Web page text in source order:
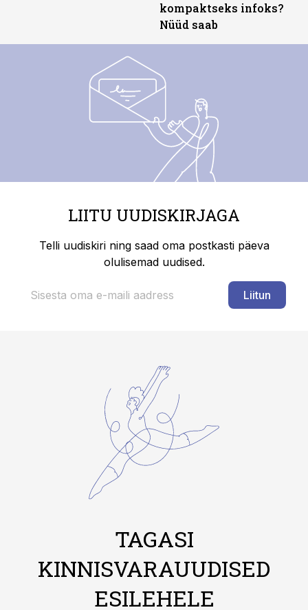
kompaktseks infoks?
Nüüd saab
LIITU UUDISKIRJAGA
Telli uudiskiri ning saad oma postkasti päeva
olulisemad uudised.
Liitun
TAGASI
KINNISVARAUUDISED
ESILEHELE